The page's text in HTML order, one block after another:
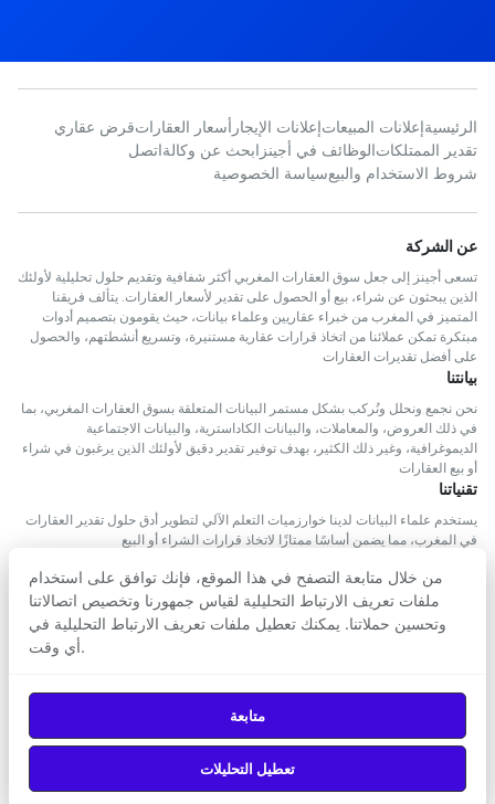
الرئيسيةإعلانات المبيعاتإعلانات الإيجار أسعار العقاراتقرض عقاري
تقدير الممتلكاتالوظائف في أجينز ابحث عن وكالةاتصل
شروط الاستخدام والبيعسياسة الخصوصية
عن الشركة
تسعى أجينز إلى جعل سوق العقارات المغربي أكثر شفافية وتقديم حلول تحليلية لأولئك
الذين يبحثون عن شراء، بيع أو الحصول على تقدير لأسعار العقارات. يتألف فريقنا
المتميز في المغرب من خبراء عقاريين وعلماء بيانات، حيث يقومون بتصميم أدوات
مبتكرة تمكن عملائنا من اتخاذ قرارات عقارية مستنيرة، وتسريع أنشطتهم، والحصول
على أفضل تقديرات العقارات
بيانتنا
نحن نجمع ونحلل ونُركب بشكل مستمر البيانات المتعلقة بسوق العقارات المغربي، بما
في ذلك العروض، والمعاملات، والبيانات الكاداسترية، والبيانات الاجتماعية
الديموغرافية، وغير ذلك الكثير، بهدف توفير تقدير دقيق لأولئك الذين يرغبون في شراء
أو بيع العقارات
تقنياتنا
يستخدم علماء البيانات لدينا خوارزميات التعلم الآلي لتطوير أدق حلول تقدير العقارات
في المغرب، مما يضمن أساسًا ممتازًا لاتخاذ قرارات الشراء أو البيع
Agenz— جميع الحقوق محفوظة.
من خلال متابعة التصفح في هذا الموقع، فإنك توافق على استخدام
ملفات تعريف الارتباط التحليلية لقياس جمهورنا وتخصيص اتصالاتنا
وتحسين حملاتنا. يمكنك تعطيل ملفات تعريف الارتباط التحليلية في
أي وقت.
متابعة
تعطيل التحليلات